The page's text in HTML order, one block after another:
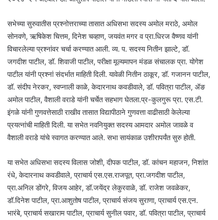
सभेच्या सुरुवातीस प्रश्नोत्तराच्या तासात अधिसभा सदस्य अमोल मराठे, अमोल
सोनवणे, ऋषिकेश चित्तम, दिनेश चव्हाण, जयवंत मगर व प्रा.धिरज वैष्णव यांनी
विचारलेल्या प्रश्नांवर चर्चा करण्यात आली. व्य. प. सदस्य नितीन झाल्टे, डॉ.
जगदीश पाटील, डॉ. शिवाजी पाटील, परीक्षा मूल्यमापन मंडळ संचालक प्रा. योगेश
पाटील यांनी प्रश्नां संदर्भात माहिती दिली. यावेळी नितीन ठाकूर, डॉ. गजानन पाटील,
डॉ. संदीप नेरकर, स्वप्नाली काळे, केदारनाथ कवडीवाले, डॉ. पवित्रा पाटील, ॲङ
अमोल पाटील, वैशाली वराडे यांनी चर्चेत सहभाग घेतला.प्र-कुलगुरू प्रा. एस.टी.
इंगळे यांनी गुणवत्तेसाठी राखीव तासात विद्यापीठाने गुणवत्ता वाढीसाठी केलेल्या
प्रयत्नांची माहिती दिली. या सभेत नवनियुक्त सदस्य आमदार अमोल जावळे व
वैशाली वराडे यांचे स्वागत करण्यात आले. सभा सायंकाळ उशीरापर्यंत सुरु होती.
या सभेत अधिसभा सदस्य विलास जोशी, दीपक पाटील, डॉ. कांचन महाजन, निशांत
रंधे, केदारनाथ कवडीवाले, प्राचार्य एस.एस.राजपूत, प्रा.जगदीश पाटील,
प्रा.अनिल डोंगरे, विजय आहेर, डॉ.जयेंद्र लेकुरवाळे, डॉ. राजेश जवळेकर,
डॉ.दिनेश पाटील, प्रा.आशुतोष पाटील, प्राचार्य संजय सुराणा, प्राचार्य एस.एन.
भारंबे, प्राचार्य सखाराम पाटील, प्राचार्य सुनील पवार, डॉ. पवित्रा पाटील, प्राचार्य